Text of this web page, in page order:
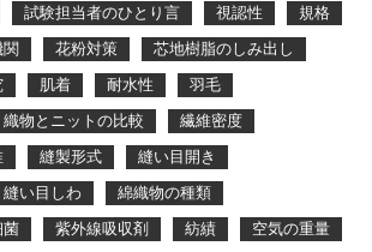
試験担当者のひとり言 視認性
規格
花粉対策
芯地樹脂のしみ出し
肌着 耐水性
羽毛
織物とニットの比較
繊維密度
縫製形式
縫い目開き
縫い目しわ
綿織物の種類
紫外線吸収剤 紡績
空気の重量